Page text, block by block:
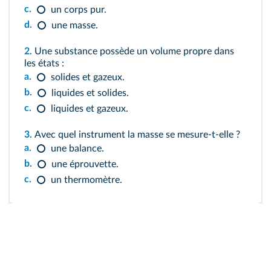
c.
un corps pur.
d.
une masse.
2. Une substance possède un volume propre dans
les états :
a.
solides et gazeux.
b.
liquides et solides.
c.
liquides et gazeux.
3. Avec quel instrument la masse se mesure-t-elle ?
a.
une balance.
b.
une éprouvette.
c.
un thermomètre.